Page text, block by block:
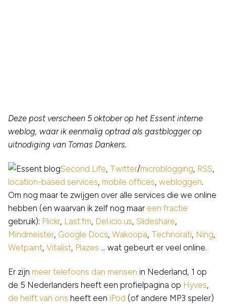
Deze post verscheen 5 oktober op het Essent interne
weblog, waar ik eenmalig optrad als gastblogger op
uitnodiging van Tomas Dankers.
Second Life, Twitter/microblogging, RSS,
location-based services, mobile offices, webloggen.
Om nog maar te zwijgen over alle services die we online
hebben (en waarvan ik zelf nog maar een fractie
gebruik): Flickr, Last.fm, Del.icio.us, Slideshare,
Mindmeister, Google Docs, Wakoopa, Technorati, Ning,
Wetpaint, Vitalist, Plazes … wat gebeurt er veel online.
Er zijn meer telefoons dan mensen in Nederland, 1 op
de 5 Nederlanders heeft een profielpagina op Hyves,
de helft van ons heeft een iPod (of andere MP3 speler)